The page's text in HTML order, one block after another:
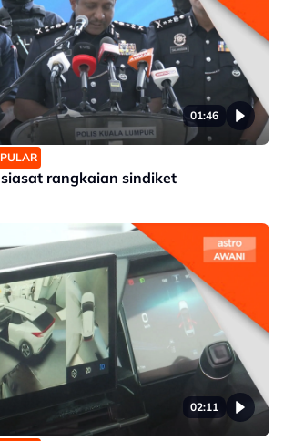
01:46
siasat rangkaian sindiket
02:11